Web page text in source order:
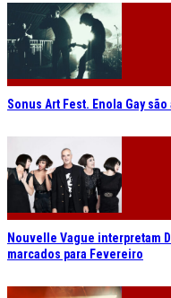
Sonus Art Fest. Enola Gay
Nouvelle Vague interpretam
marcados para Fevereiro